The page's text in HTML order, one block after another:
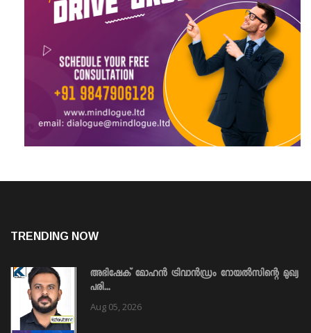
TRENDING NOW
അഭിഷേക് മോഹൻ ട്രിവാൻഡ്രം റോയൽസിന്റെ മുഖ്യ
പരി...
Aug 05, 2026